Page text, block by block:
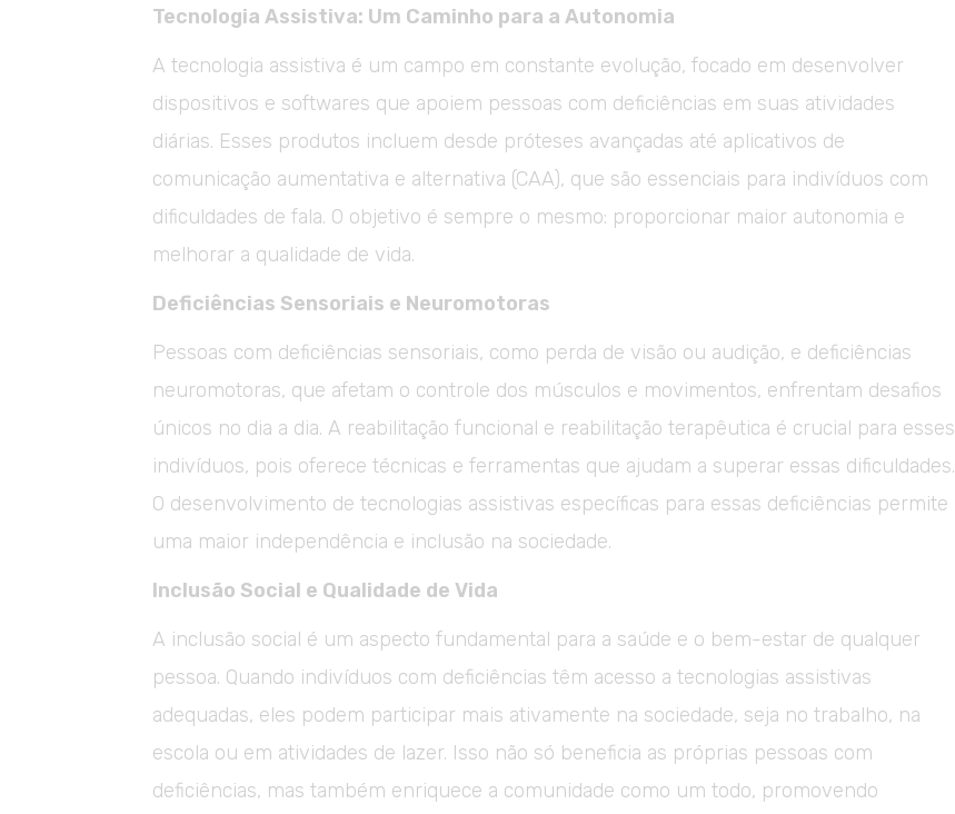
Tecnologia Assistiva: Um Caminho para a Autonomia
A tecnologia assistiva é um campo em constante evolução, focado em desenvolver
dispositivos e softwares que apoiem pessoas com deficiências em suas atividades
diárias. Esses produtos incluem desde próteses avançadas até aplicativos de
comunicação aumentativa e alternativa (CAA), que são essenciais para indivíduos com
dificuldades de fala. O objetivo é sempre o mesmo: proporcionar maior autonomia e
melhorar a qualidade de vida.
Deficiências Sensoriais e Neuromotoras
Pessoas com deficiências sensoriais, como perda de visão ou audição, e deficiências
neuromotoras, que afetam o controle dos músculos e movimentos, enfrentam desafios
únicos no dia a dia. A reabilitação funcional e reabilitação terapêutica é crucial para esses
indivíduos, pois oferece técnicas e ferramentas que ajudam a superar essas dificuldades.
O desenvolvimento de tecnologias assistivas específicas para essas deficiências permite
uma maior independência e inclusão na sociedade.
Inclusão Social e Qualidade de Vida
A inclusão social é um aspecto fundamental para a saúde e o bem-estar de qualquer
pessoa. Quando indivíduos com deficiências têm acesso a tecnologias assistivas
adequadas, eles podem participar mais ativamente na sociedade, seja no trabalho, na
escola ou em atividades de lazer. Isso não só beneficia as próprias pessoas com
deficiências, mas também enriquece a comunidade como um todo, promovendo